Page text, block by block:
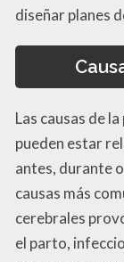
diseñar planes
Las causas de
pueden estar
antes, durante
causas más
cerebrales
el parto,